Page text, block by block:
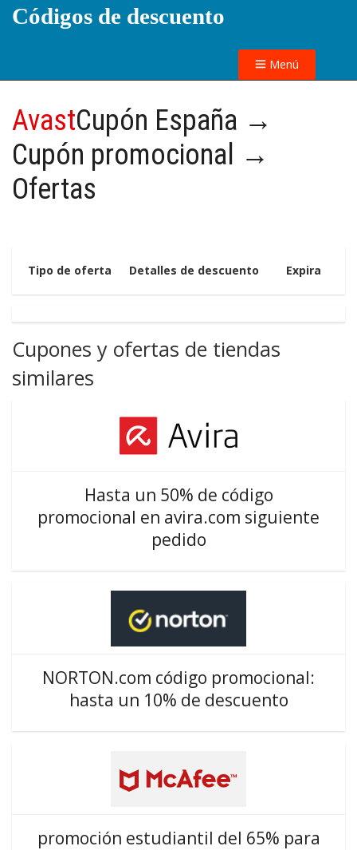
Códigos de descuento
Menú
AvastCupón España →
Cupón promocional →
Ofertas
Tipo de oferta Detalles de descuento Expira
Cupones y ofertas de tiendas
similares
Hasta un 50% de código
promocional en avira.com siguiente
pedido
NORTON.com código promocional:
hasta un 10% de descuento
promoción estudiantil del 65% para